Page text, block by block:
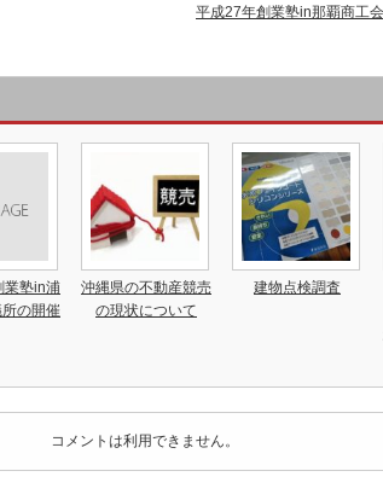
平成27年創業塾in那覇商工
業塾in浦
の開催
沖縄県の不動産競売
の現状について
建物点検調査
コメントは利用できません。